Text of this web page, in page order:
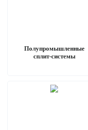
Полупромышленные
сплит-системы